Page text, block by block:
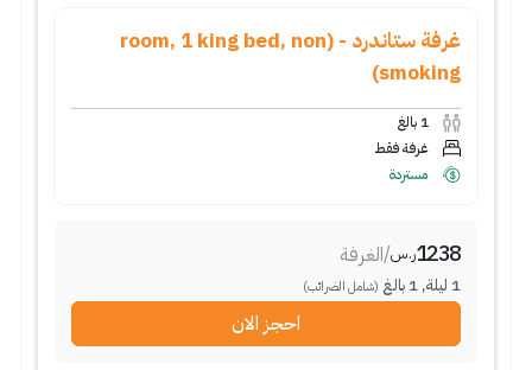
غرفة ستاندرد - (room, 1 king bed, non
smoking)
1 بالغ
غرفة فقط
مستردة
1238ر.س/الغرفة
1 ليلة,
1 بالغ (شامل الضرائب)
احجز الان